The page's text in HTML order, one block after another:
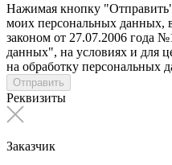
Нажимая кнопку
моих персональных данных,
законом от 27.07.2006 года
данных", на условиях и для
на обработку персональных
Отправить
Реквизиты
Заказчик